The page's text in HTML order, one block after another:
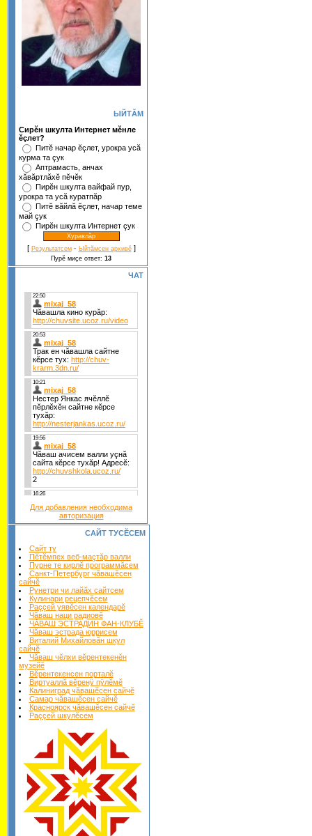
ЫЙТĂМ
Сирĕн шкулта Интернет мĕнле
ĕçлет?
Питĕ начар ĕçлет, урокра усă
курма та çук
Аптрамасть, анчах
хăвăртлăхĕ пĕчĕк
Пирĕн шкулта вайфай пур,
урокра та усă куратпăр
Питĕ вăйлă ĕçлет, начар теме
май çук
Пирĕн шкулта Интернет çук
[ Результатсем· Ыйтăмсен архивĕ]
Пурĕ миçе ответ: 13
ЧАТ
Для добавления необходима
авторизация
САЙТ ТУСĔСЕМ
Сайт ту
Пĕтĕмпех веб-маçтăр валли
Пурне те кирлĕ программăсем
Санкт-Петербург чăвашĕсен
сайчĕ
Рунетри чи лайăх сайтсем
Кулинари рецепчĕсем
Раççей уявĕсен календарĕ
Чăваш наци радиовĕ
ЧĂВАШ ЭСТРАДИН ФАН-КЛУБĔ
Чăваш эстрада юррисем
Виталий Михайловăн шкул
сайчĕ
Чăваш чĕлхи вĕрентекенĕн
музейĕ
Вĕрентекенсен порталĕ
Виртуаллă вĕренÿ пÿлĕмĕ
Калиниград чăвашĕсен сайчĕ
Самар чăвашĕсен сайчĕ
Красноярск чăвашĕсен сайчĕ
Раççей шкулĕсем